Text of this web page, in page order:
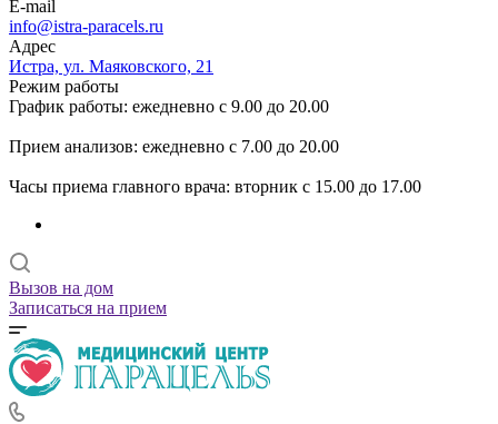
E-mail
info@istra-paracels.ru
Адрес
Истра, ул. Маяковского, 21
Режим работы
График работы: ежедневно с 9.00 до 20.00
Прием анализов: ежедневно с 7.00 до 20.00
Часы приема главного врача: вторник с 15.00 до 17.00
Вызов на дом
Записаться на прием